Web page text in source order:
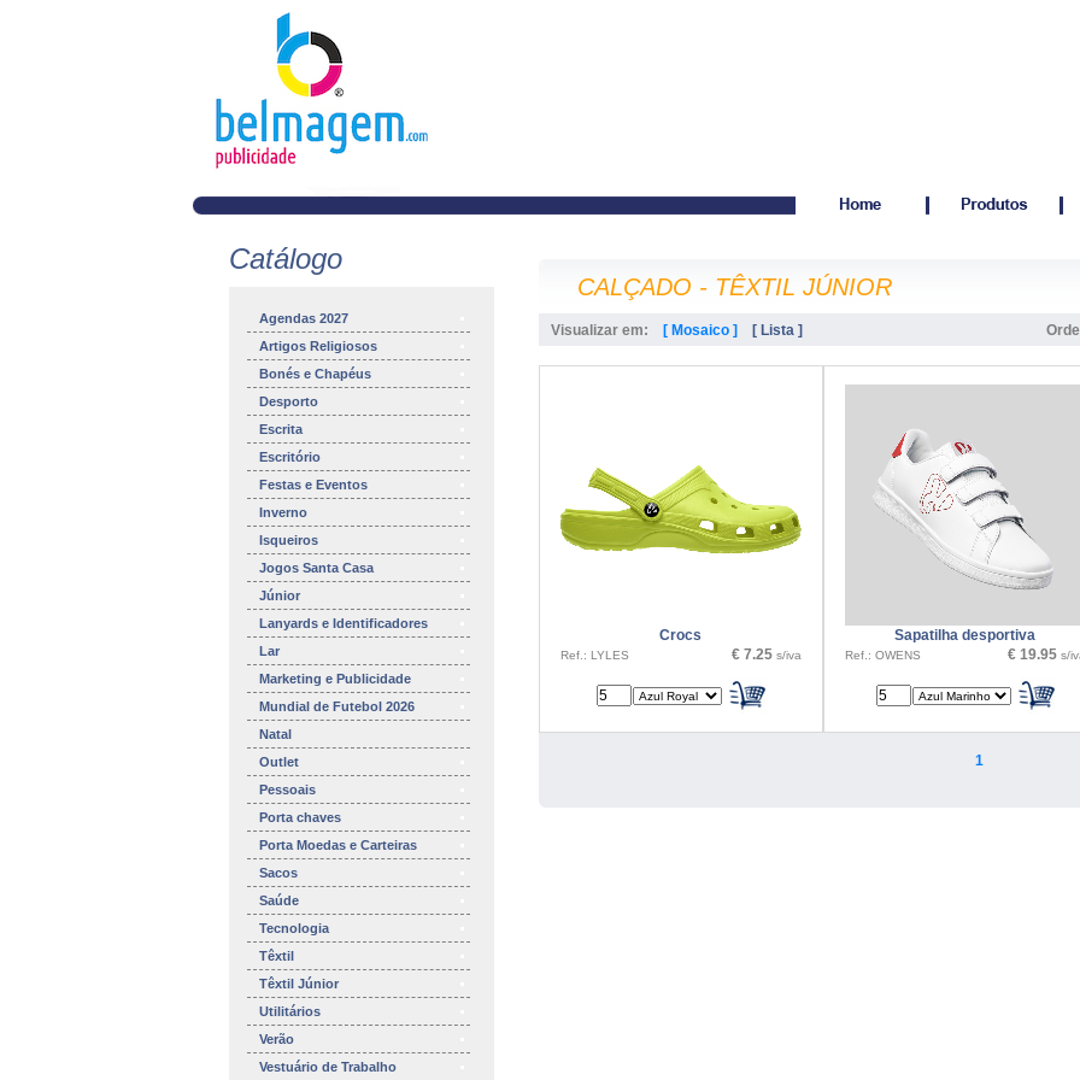
Catálogo
Agendas 2027
Artigos Religiosos
Bonés e Chapéus
Desporto
Escrita
Escritório
Festas e Eventos
Inverno
Isqueiros
Jogos Santa Casa
Júnior
Lanyards e Identificadores
Lar
Marketing e Publicidade
Mundial de Futebol 2026
Natal
Outlet
Pessoais
Porta chaves
Porta Moedas e Carteiras
Sacos
Saúde
Tecnologia
Têxtil
Têxtil Júnior
Utilitários
Verão
Vestuário de Trabalho
CALÇADO - TÊXTIL JÚNIOR
Visualizar em: [ Mosaico ] [ Lista ]
Crocs
Ref.: LYLES € 7.25 s/iva
Sapatilha desportiva
Ref.: OWENS € 19.95 s/
1